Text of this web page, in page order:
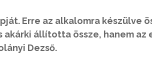
Erre az alkalomra készülve
akárki állította össze, hanem az
Dezső.